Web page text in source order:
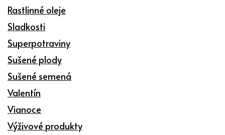
Rastlinné oleje
Sladkosti
Superpotraviny
Sušené plody
Sušené semená
Valentín
Vianoce
Výživové produkty